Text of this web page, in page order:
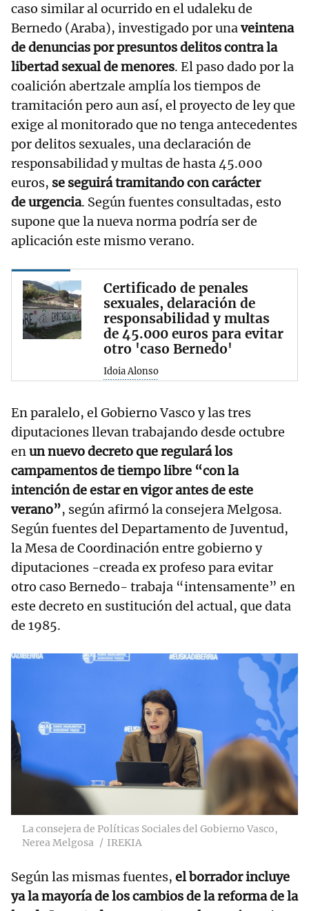
caso similar al ocurrido en el udaleku de
Bernedo (Araba), investigado por unaveintena
de denuncias por presuntos delitos contra la
libertad sexual de menores. El paso dado por la
coalición abertzale amplía los tiempos de
tramitación pero aun así, el proyecto de ley que
exige al monitorado que no tenga antecedentes
por delitos sexuales, una declaración de
responsabilidad y multas de hasta 45.000
euros, se seguirá tramitando con carácter
de urgencia. Según fuentes consultadas, esto
supone que la nueva norma podría ser de
aplicación este mismo verano.
Certificado de penales
sexuales, delaración de
responsabilidad y multas
de 45.000 euros para evitar
otro 'caso Bernedo'
Idoia Alonso
En paralelo, el Gobierno Vasco y las tres
diputaciones llevan trabajando desde octubre
enun nuevo decreto que regulará los
campamentos de tiempo libre “con la
intención de estar en vigor antes de este
verano”, según afirmó la consejera Melgosa.
Según fuentes del Departamento de Juventud,
la Mesa de Coordinación entre gobierno y
diputaciones -creada ex profeso para evitar
otro caso Bernedo- trabaja “intensamente” en
este decreto en sustitución del actual, que data
de 1985.
La consejera de Políticas Sociales del Gobierno Vasco,
Nerea Melgosa
IREKIA
Según las mismas fuentes, el borrador incluye
ya la mayoría de los cambios de la reforma de la